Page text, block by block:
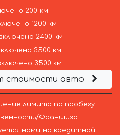
200 км
1200 км
2400 км
3500 км
3500 км
стоимости авто
лимита по пробегу
Франшиза.
нами на кредитной